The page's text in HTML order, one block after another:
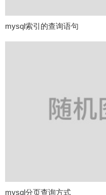
mysql索引的查询语句
mysql分页查询方式